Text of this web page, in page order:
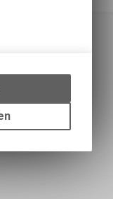
und
Gerät,